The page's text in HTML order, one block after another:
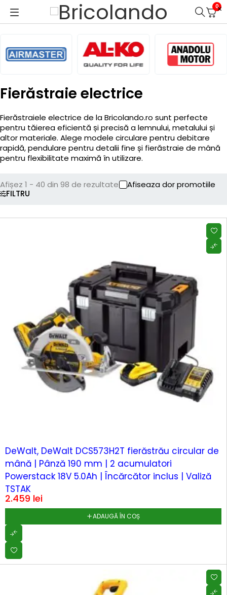
0
Fierăstraie electrice
Fierăstraiele electrice de la Bricolando.ro sunt perfecte
pentru tăierea eficientă și precisă a lemnului, metalului și
altor materiale. Alege modele circulare pentru debitare
rapidă, pendulare pentru detalii fine și fierăstraie de mână
pentru flexibilitate maximă în utilizare.
FILTRU
Afișez 1 - 40 din 98 de rezultate Afiseaza dor promotiile
DeWalt, DeWalt DCS573H2T fierăstrău circular de
mână | Pânză 190 mm | 2 acumulatori
Powerstack 18V 5.0Ah | Încărcător inclus | Valiză
TSTAK
2.459 lei
ADAUGĂ ÎN COȘ